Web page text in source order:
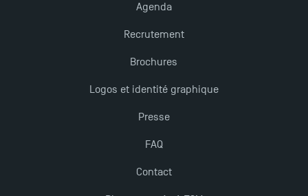
Agenda
Recrutement
Brochures
Logos et identité graphique
Presse
FAQ
Contact